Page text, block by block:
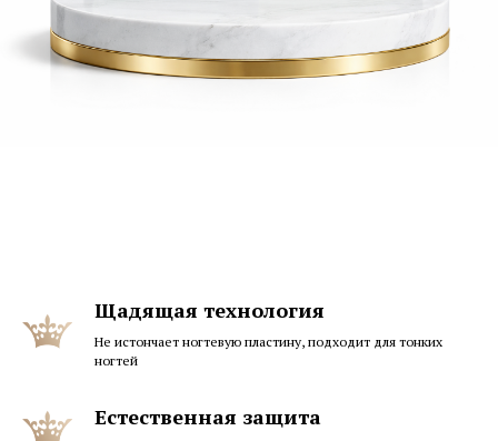
Щадящая технология
Не истончает ногтевую пластину, подходит для тонких
ногтей
Естественная защита